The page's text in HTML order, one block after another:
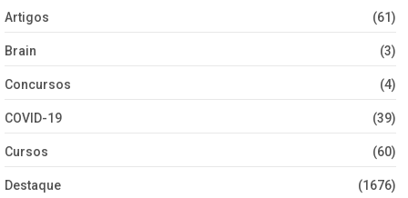
Artigos (61)
Brain (3)
Concursos (4)
COVID-19 (39)
Cursos (60)
Destaque (1676)